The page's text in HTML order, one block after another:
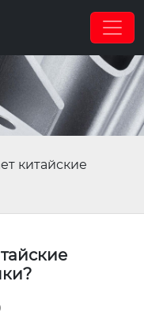
китайские